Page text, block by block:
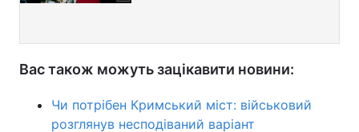
Вас також можуть зацікавити новини:
Чи потрібен Кримський міст: військовий
розглянув несподіваний варіант